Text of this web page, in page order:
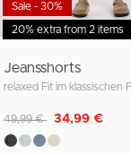
20% extra from 2 items
Sale - 30%
Jeansshorts
Reduziert von
49,99 € auf
34,99 €